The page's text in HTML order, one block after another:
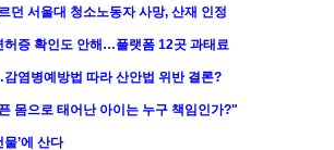
던 서울대 청소노동자 사망, 산재 인정
허증 확인도 안해…플랫폼 12곳 과태료
염병예방법 따라 산안법 위반 결론?
몸으로 태어난 아이는 누구 책임인가?"
물’에 산다